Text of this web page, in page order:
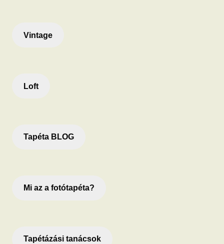
Vintage
Loft
Tapéta BLOG
Mi az a fotótapéta?
Tapétázási tanácsok